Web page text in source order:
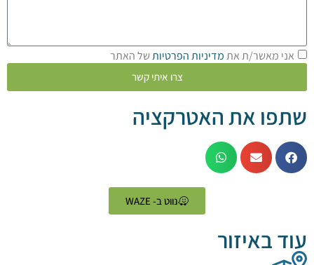
ת אתמדיניות הפרטיותשל האתר
צרו איתי קשר
את האטרקציה